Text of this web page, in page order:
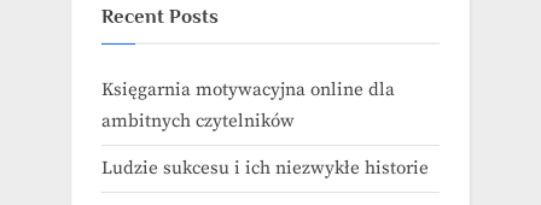
Recent Posts
Księgarnia motywacyjna online dla
ambitnych czytelników
Ludzie sukcesu i ich niezwykłe historie